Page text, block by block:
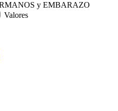
y EMBARAZO
Valores